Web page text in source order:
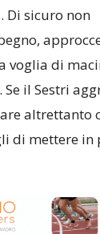
Di sicuro non
voglia di
il Sestri
altrettanto
di mettere in